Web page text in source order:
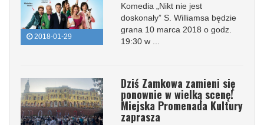
2018-01-29
Komedia „Nikt nie jest
doskonały” S. Williamsa będzie
grana 10 marca 2018 o godz.
19:30 w ...
Dziś Zamkowa zamieni się
ponownie w wielką scenę!
Miejska Promenada Kultury
zaprasza